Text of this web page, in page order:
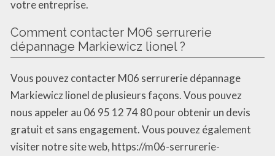
votre entreprise.
Comment contacter M06 serrurerie
dépannage Markiewicz lionel ?
Vous pouvez contacter M06 serrurerie dépannage
Markiewicz lionel de plusieurs façons. Vous pouvez
nous appeler au 06 95 12 74 80 pour obtenir un devis
gratuit et sans engagement. Vous pouvez également
visiter notre site web, https://m06-serrurerie-